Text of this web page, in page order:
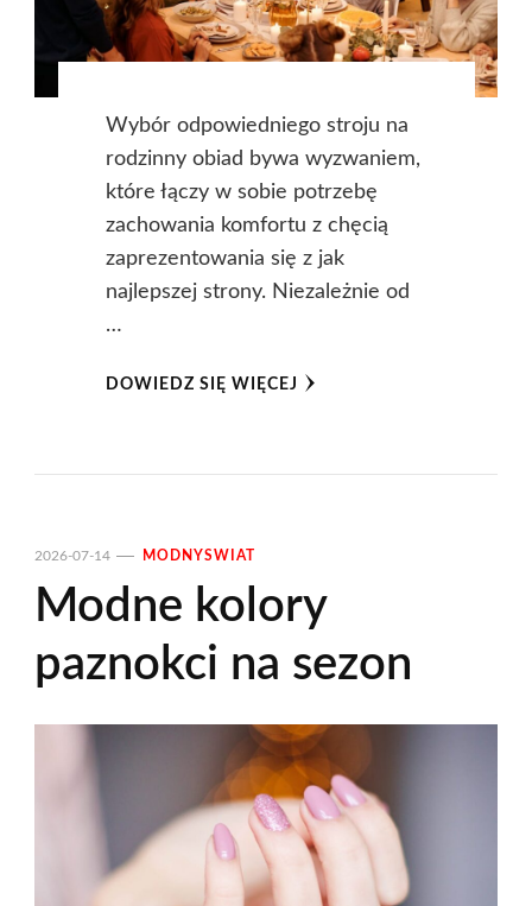
Wybór odpowiedniego stroju na
rodzinny obiad bywa wyzwaniem,
które łączy w sobie potrzebę
zachowania komfortu z chęcią
zaprezentowania się z jak
najlepszej strony. Niezależnie od
…
DOWIEDZ SIĘ WIĘCEJ
2026-07-14 MODNYSWIAT
Modne kolory
paznokci na sezon